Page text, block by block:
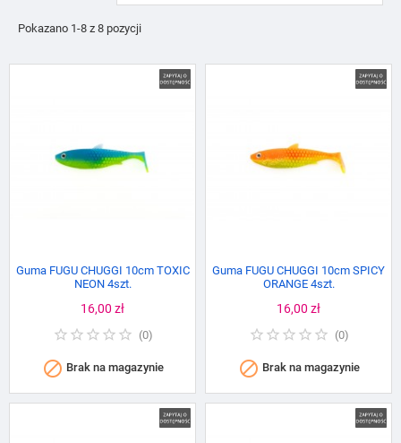
Pokazano 1-8 z 8 pozycji
Guma FUGU CHUGGI 10cm TOXIC
NEON 4szt.
Cena
16,00 zł
(0)
 Brak na magazynie
Guma FUGU CHUGGI 10cm SPICY
ORANGE 4szt.
Cena
16,00 zł
(0)
 Brak na magazynie